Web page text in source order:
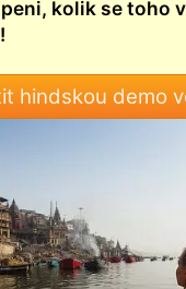
kolik se toho